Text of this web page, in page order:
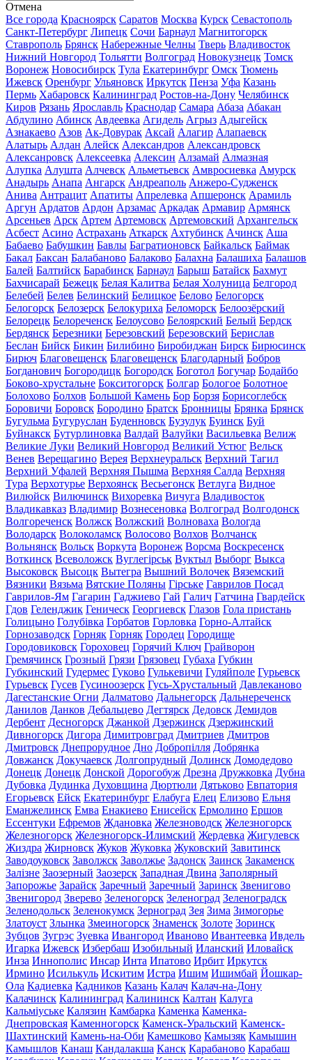
Отмена
Все города Красноярск Саратов Москва Курск Севастополь
Санкт-Петербург Липецк Сочи Барнаул Магнитогорск
Ставрополь Брянск Набережные Челны Тверь Владивосток
Нижний Новгород Тольятти Волгоград Новокузнецк Томск
Воронеж Новосибирск Тула Екатеринбург Омск Тюмень
Ижевск Оренбург Ульяновск Иркутск Пенза Уфа Казань
Пермь Хабаровск Калининград Ростов-на-Дону Челябинск
Киров Рязань Ярославль Краснодар Самара Абаза Абакан
Абдулино Абинск Авдеевка Агидель Агрыз Адыгейск
Азнакаево Азов Ак-Довурак Аксай Алагир Алапаевск
Алатырь Алдан Алейск Александров Александровск
Алексанровск Алексеевка Алексин Алзамай Алмазная
Алупка Алушта Алчевск Альметьевск Амвросиевка Амурск
Анадырь Анапа Ангарск Андреаполь Анжеро-Судженск
Анива Антрацит Апатиты Апрелевка Апшеронск Арамиль
Аргун Ардатов Ардон Арзамас Аркадак Армавир Армянск
Арсеньев Арск Артем Артемовск Артемовский Архангельск
Асбест Асино Астрахань Аткарск Ахтубинск Ачинск Аша
Бабаево Бабушкин Бавлы Багратионовск Байкальск Баймак
Бакал Баксан Балабаново Балаково Балахна Балашиха Балашов
Балей Балтийск Барабинск Барнаул Барыш Батайск Бахмут
Бахчисарай Бежецк Белая Калитва Белая Холуница Белгород
Белебей Белев Белинский Белицкое Белово Белогорск
Белогорск Белозерск Белокуриха Беломорск Белоозёрский
Белорецк Белореченск Белоусово Белоярский Белый Бердск
Бердянск Березники Березовский Березовский Берислав
Беслан Бийск Бикин Билибино Биробиджан Бирск Бирюсинск
Бирюч Благовещенск Благовещенск Благодарный Бобров
Богданович Богородицк Богородск Боготол Богучар Бодайбо
Боково-хрустальне Бокситогорск Болгар Бологое Болотное
Болохово Болхов Большой Камень Бор Борзя Борисоглебск
Боровичи Боровск Бородино Братск Бронницы Брянка Брянск
Бугульма Бугуруслан Буденновск Бузулук Буинск Буй
Буйнакск Бутурлиновка Валдай Валуйки Васильевка Велиж
Великие Луки Великий Новгород Великий Устюг Вельск
Венев Верещагино Верея Верхнеуральск Верхний Тагил
Верхний Уфалей Верхняя Пышма Верхняя Салда Верхняя
Тура Верхотурье Верхоянск Весьегонск Ветлуга Видное
Вилюйск Вилючинск Вихоревка Вичуга Владивосток
Владикавказ Владимир Вознесеновка Волгоград Волгодонск
Волгореченск Волжск Волжский Волноваха Вологда
Володарск Волоколамск Волосово Волхов Волчанск
Вольнянск Вольск Воркута Воронеж Ворсма Воскресенск
Воткинск Всеволожск Вуглегірськ Вуктыл Выборг Выкса
Высоковск Высоцк Вытегра Вышний Волочек Вяземский
Вязники Вязьма Вятские Поляны Гірське Гаврилов Посад
Гаврилов-Ям Гагарин Гаджиево Гай Галич Гатчина Гвардейск
Гдов Геленджик Геническ Георгиевск Глазов Гола пристань
Голицыно Голубівка Горбатов Горловка Горно-Алтайск
Горнозаводск Горняк Горняк Городец Городище
Городовиковск Гороховец Горячий Ключ Грайворон
Гремячинск Грозный Грязи Грязовец Губаха Губкин
Губкинский Гудермес Гуково Гулькевичи Гуляйполе Гурьевск
Гурьевск Гусев Гусиноозерск Гусь-Хрустальный Давлеканово
Дагестанские Огни Далматово Дальнегорск Дальнереченск
Данилов Данков Дебальцево Дегтярск Дедовск Демидов
Дербент Десногорск Джанкой Дзержинск Дзержинский
Дивногорск Дигора Димитровград Дмитриев Дмитров
Дмитровск Днепрорудное Дно Добропілля Добрянка
Довжанск Докучаевск Долгопрудный Долинск Домодедово
Донецк Донецк Донской Дорогобуж Дрезна Дружковка Дубна
Дубовка Дудинка Духовщина Дюртюли Дятьково Евпатория
Егорьевск Ейск Екатеринбург Елабуга Елец Елизово Ельня
Еманжелинск Емва Енакиево Енисейск Ермолино Ершов
Ессентуки Ефремов Ждановка Железноводск Железногорск
Железногорск Железногорск-Илимский Жердевка Жигулевск
Жиздра Жирновск Жуков Жуковка Жуковский Завитинск
Заводоуковск Заволжск Заволжье Задонск Заинск Закаменск
Залізне Заозерный Заозерск Западная Двина Заполярный
Запорожье Зарайск Заречный Заречный Заринск Звенигово
Звенигород Зверево Зеленогорск Зеленоград Зеленоградск
Зеленодольск Зеленокумск Зерноград Зея Зима Зимогорье
Златоуст Злынка Змеиногорск Знаменск Золоте Зоринск
Зубцов Зугрэс Зуевка Ивангород Иваново Ивантеевка Ивдель
Игарка Ижевск Избербаш Изобильный Иланский Иловайск
Инза Иннополис Инсар Инта Ипатово Ирбит Иркутск
Ирмино Исилькуль Искитим Истра Ишим Ишимбай Йошкар-
Ола Кадиевка Кадников Казань Калач Калач-на-Дону
Калачинск Калининград Калининск Калтан Калуга
Кальміуське Калязин Камбарка Каменка Каменка-
Днепровская Каменногорск Каменск-Уральский Каменск-
Шахтинский Камень-на-Оби Камешково Камызяк Камышин
Камышлов Канаш Кандалакша Канск Карабаново Карабаш